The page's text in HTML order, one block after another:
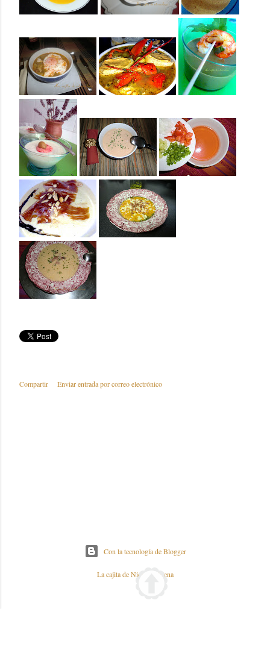
Compartir Enviar entrada por correo electrónico
Con la tecnología de Blogger
La cajita de Nieves y Elena